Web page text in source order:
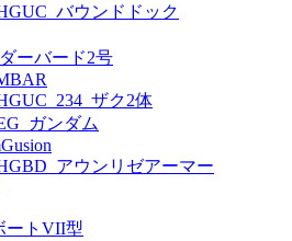
バウンドドック
ーバード2号
ザク2体
ガンダム
アウンリゼアーマー
ートVII型